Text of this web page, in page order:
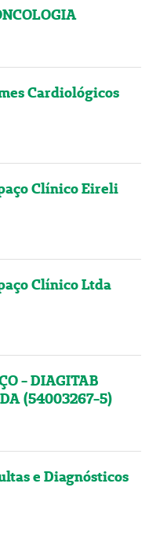
Cardiológicos
Clínico Eireli
Clínico Ltda
- DIAGITAB
(54003267-5)
e Diagnósticos